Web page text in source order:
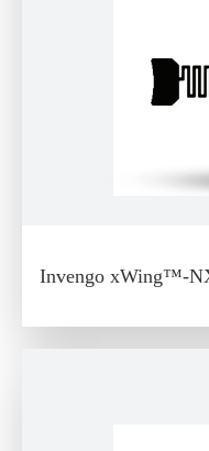
Invengo xWing™-